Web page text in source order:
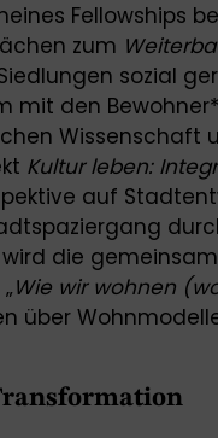
Fellowships
zum
sozial
mit den
Wissenschaft
Kultur leben:
auf
wird die
Wie wir wohnen
über